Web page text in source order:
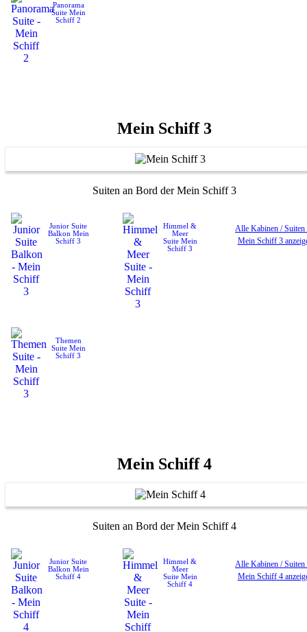
Panorama
SuiteMein
Schiff 2
Mein Schiff 3
Suiten an Bord der Mein Schiff 3
Junior Suite
Balkon Mein
Schiff 3
Himmel &
Meer
SuiteMein
Schiff 3
Themen
SuiteMein
Schiff 3
Alle Kabinen / Suiten
Mein Schiff 3
Mein Schiff 4
Suiten an Bord der Mein Schiff 4
Junior Suite
Balkon Mein
Schiff 4
Himmel &
Meer
SuiteMein
Schiff 4
Alle Kabinen / Suiten
Mein Schiff 4